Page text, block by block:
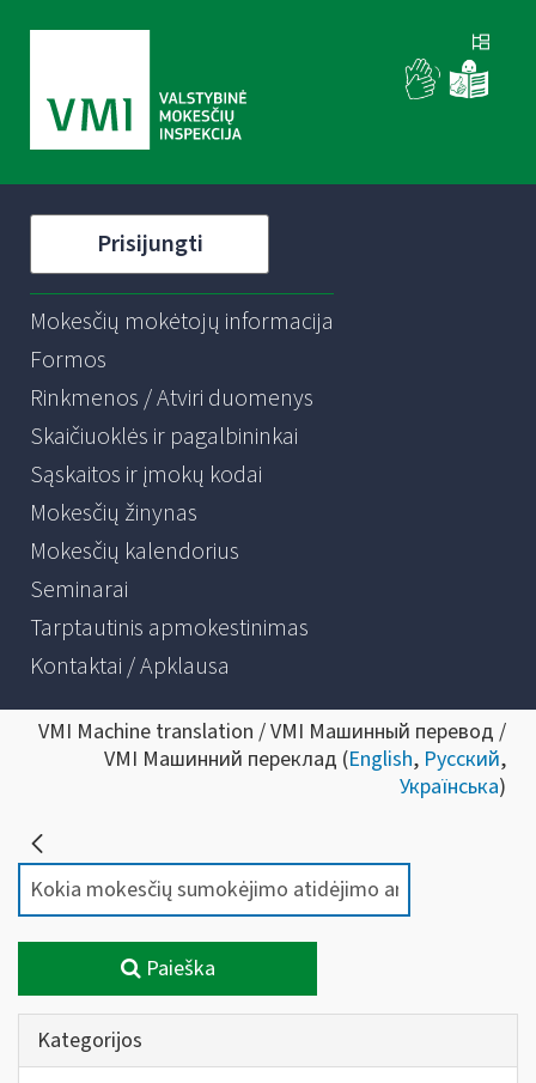
Prisijungti
Mokesčių mokėtojų informacija
Formos
Rinkmenos / Atviri duomenys
Skaičiuoklės ir pagalbininkai
Sąskaitos ir įmokų kodai
Mokesčių žinynas
Mokesčių kalendorius
Seminarai
Tarptautinis apmokestinimas
Kontaktai / Apklausa
VMI Machine translation / VMI Машинный перевод /
VMI Машинний переклад (English, Русский,
Українська)
Paieška
Kategorijos